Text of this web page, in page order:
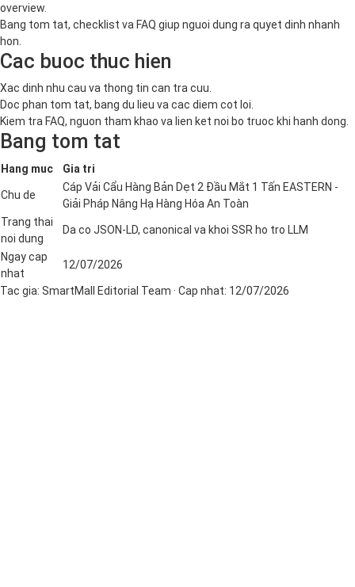
overview.
Bang tom tat, checklist va FAQ giup nguoi dung ra quyet dinh nhanh
hon.
Cac buoc thuc hien
Xac dinh nhu cau va thong tin can tra cuu.
Doc phan tom tat, bang du lieu va cac diem cot loi.
Kiem tra FAQ, nguon tham khao va lien ket noi bo truoc khi hanh dong.
Bang tom tat
Hang muc Gia tri
Chu de
Cáp Vải Cẩu Hàng Bản Dẹt 2 Đầu Mắt 1 Tấn EASTERN -
Giải Pháp Nâng Hạ Hàng Hóa An Toàn
Trang thai
noi dung
Da co JSON-LD, canonical va khoi SSR ho tro LLM
Ngay cap
nhat
12/07/2026
Tac gia: SmartMall Editorial Team · Cap nhat: 12/07/2026